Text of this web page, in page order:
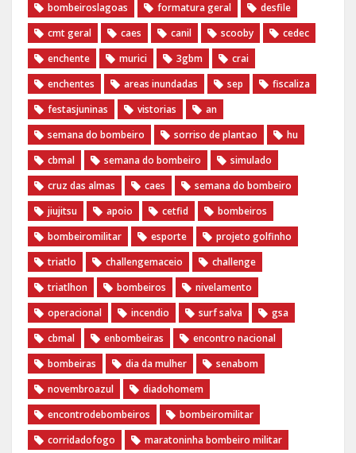
bombeiroslagoas
formatura geral
desfile
cmt geral
caes canil scooby
cedec
enchente
murici 3gbm
crai
enchentes
areas inundadas sep
fiscaliza
festasjuninas
vistorias
an
semana do bombeiro
sorriso de plantao
hu
cbmal
semana do bombeiro
simulado
cruz das almas
caes
semana do bombeiro
jiujitsu
apoio cetfid
bombeiros
bombeiromilitar
esporte
projeto golfinho
triatlo
challengemaceio
challenge
triatlhon
bombeiros
nivelamento
operacional
incendio surf salva
gsa
cbmal
enbombeiras
encontro nacional
bombeiras
dia da mulher
senabom
novembroazul
diadohomem
encontrodebombeiros
bombeiromilitar
corridadofogo
maratoninha bombeiro militar